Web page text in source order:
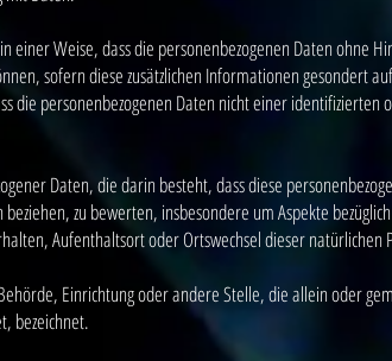
einer Weise, dass die personenbezogenen Daten ohne
sofern diese zusätzlichen Informationen gesondert
die personenbezogenen Daten nicht einer identifizierten
Daten, die darin besteht, dass diese
zu bewerten, insbesondere um Aspekte
Aufenthaltsort oder Ortswechsel dieser natürlichen
Einrichtung oder andere Stelle, die allein oder
bezeichnet.